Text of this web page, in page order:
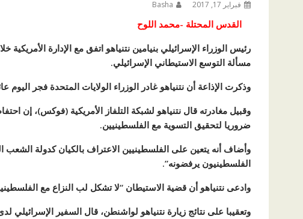
فبراير 17, 2017 Basha
القدس المحتلة -محمد اللوح
رئيس الوزراء الإسرائيلي بنيامين نتنياهو اتفق مع الإدارة
مسألة التوسع الاستيطاني الإسرائيلي.
وذكرت الإذاعة أن نتنياهو غادر الوزراء الولايات المتحدة فجر اليوم
وقبيل مغادرته قال نتنياهو لشبكة التلفاز الأمريكية (فوكس)، إن
ضروريا لتحقيق التسوية مع الفلسطينيين.
وأضاف أنه يتعين على الفلسطينيين الاعتراف بالكيان كدولة الشعب
الفلسطينيون يرفضونه”.
وادعى نتنياهو أن قضية الاستيطان “لا تشكل لب النزاع مع
وتعقيبا على نتائج زيارة نتنياهو لواشنطن، قال السفير الإسرائيلي